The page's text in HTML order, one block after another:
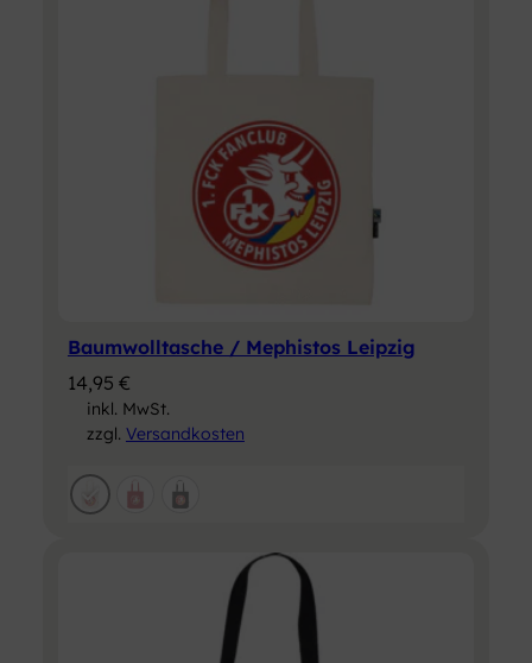
Baumwolltasche / Mephistos Leipzig
14,95 €
inkl. MwSt.
zzgl. Versandkosten